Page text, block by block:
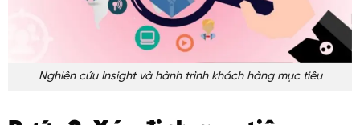
Nghiên cứu Insight và hành trình khách hàng mục tiêu